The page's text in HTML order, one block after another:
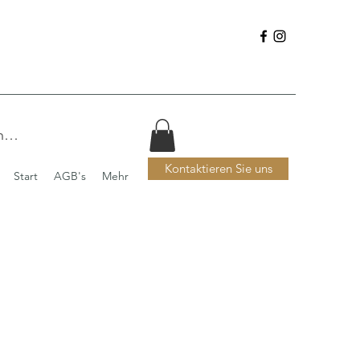
Start AGB's Mehr Kontaktieren Sie uns